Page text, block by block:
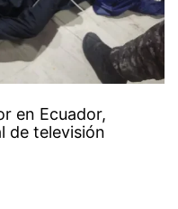
en Ecuador,
de televisión